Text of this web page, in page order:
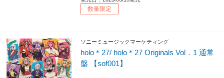
数量限定
ソニーミュージックマーケティング
holo＊27/ holo＊27 Originals Vol．1 通常
盤 【sof001】